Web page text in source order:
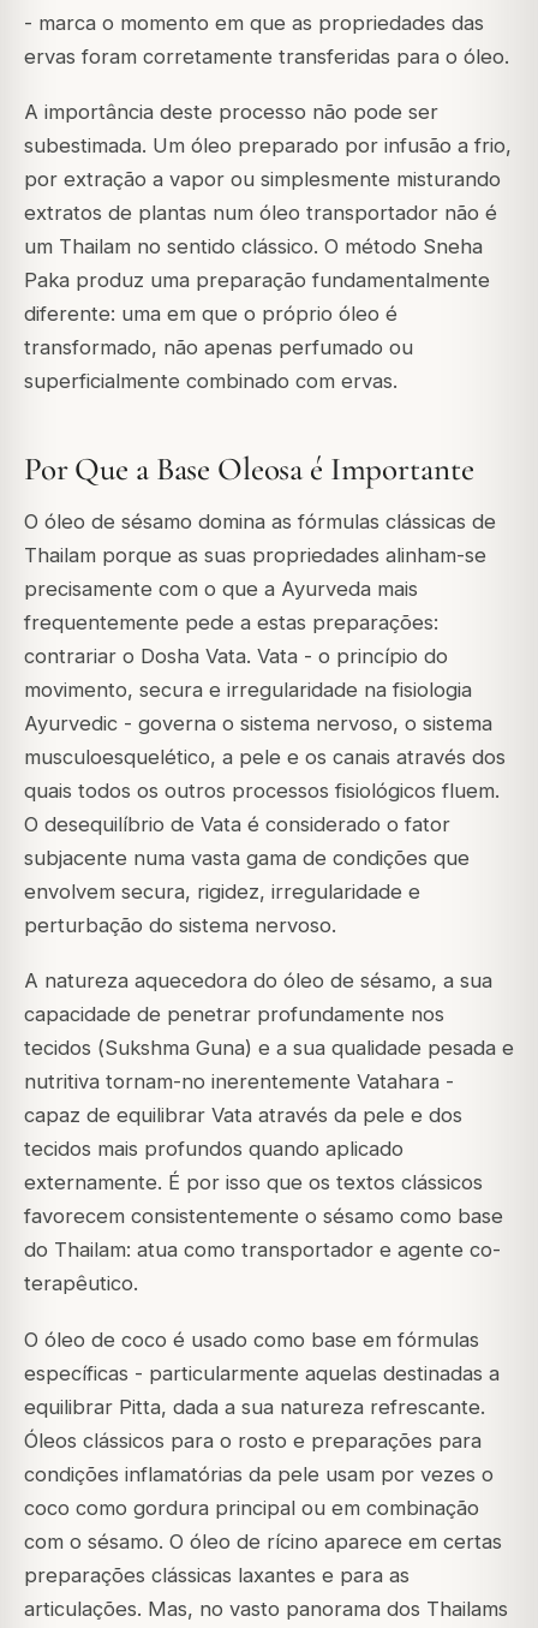
- marca o momento em que as propriedades das
ervas foram corretamente transferidas para o óleo.
A importância deste processo não pode ser
subestimada. Um óleo preparado por infusão a frio,
por extração a vapor ou simplesmente misturando
extratos de plantas num óleo transportador não é
um Thailam no sentido clássico. O método Sneha
Paka produz uma preparação fundamentalmente
diferente: uma em que o próprio óleo é
transformado, não apenas perfumado ou
superficialmente combinado com ervas.
Por Que a Base Oleosa é Importante
O óleo de sésamo domina as fórmulas clássicas de
Thailam porque as suas propriedades alinham-se
precisamente com o que a Ayurveda mais
frequentemente pede a estas preparações:
contrariar o Dosha Vata. Vata - o princípio do
movimento, secura e irregularidade na fisiologia
Ayurvedic - governa o sistema nervoso, o sistema
musculoesquelético, a pele e os canais através dos
quais todos os outros processos fisiológicos fluem.
O desequilíbrio de Vata é considerado o fator
subjacente numa vasta gama de condições que
envolvem secura, rigidez, irregularidade e
perturbação do sistema nervoso.
A natureza aquecedora do óleo de sésamo, a sua
capacidade de penetrar profundamente nos
tecidos (Sukshma Guna) e a sua qualidade pesada e
nutritiva tornam-no inerentemente Vatahara -
capaz de equilibrar Vata através da pele e dos
tecidos mais profundos quando aplicado
externamente. É por isso que os textos clássicos
favorecem consistentemente o sésamo como base
do Thailam: atua como transportador e agente co-
terapêutico.
O óleo de coco é usado como base em fórmulas
específicas - particularmente aquelas destinadas a
equilibrar Pitta, dada a sua natureza refrescante.
Óleos clássicos para o rosto e preparações para
condições inflamatórias da pele usam por vezes o
coco como gordura principal ou em combinação
com o sésamo. O óleo de rícino aparece em certas
preparações clássicas laxantes e para as
articulações. Mas, no vasto panorama dos Thailams